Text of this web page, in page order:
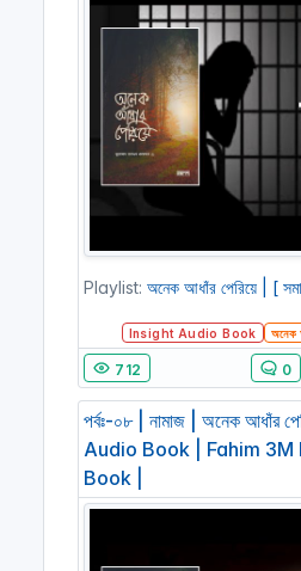
Playlist: অনেক আধাঁর পেরিয়ে | [
Insight Audio Book অনেক
712 0
পর্বঃ-০৮ | নামাজ | অনেক আধাঁর
Audio Book | Fahim
Book |